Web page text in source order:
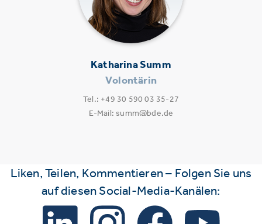
Katharina Summ
Volontärin
Tel.: +49 30 590 03 35-27
E-Mail: summ@bde.de
Liken, Teilen, Kommentieren – Folgen Sie uns
auf diesen Social-Media-Kanälen: